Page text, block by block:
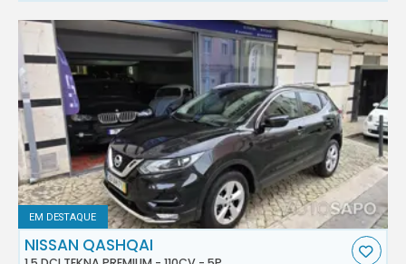
EM DESTAQUE
NISSAN QASHQAI